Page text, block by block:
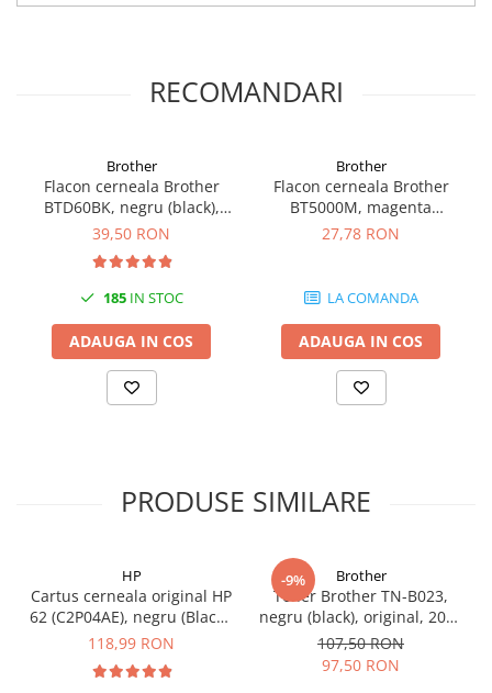
Adaptoare PCI / PCIe
Web-cam-uri si sisteme
videoconferinta
Alte periferice
Accesorii PC
Retelistica
Routere
Switch-uri
Access Point-uri
Rack-uri & accesorii rack
Patch panel-uri
Injectoare PoE
Modemuri
RECOMANDARI
Brother
Flacon cerneala Brother
BTD60BK, negru (black),
original, 6500 pagini, 108
39,50 RON
185IN STOC
ADAUGA IN COS
Brother
Flacon cerneala Brother
BT5000M, magenta
(magenta), original, 5000
27,78 RON
LA COMANDA
ADAUGA IN COS
PRODUSE SIMILARE
HP
Cartus cerneala original HP
62 (C2P04AE), negru (Black),
200 pagini
118,99 RON
-9% Brother
Toner Brother TN-B023,
negru (black), original, 2000
pagini
107,50 RON
97,50 RON